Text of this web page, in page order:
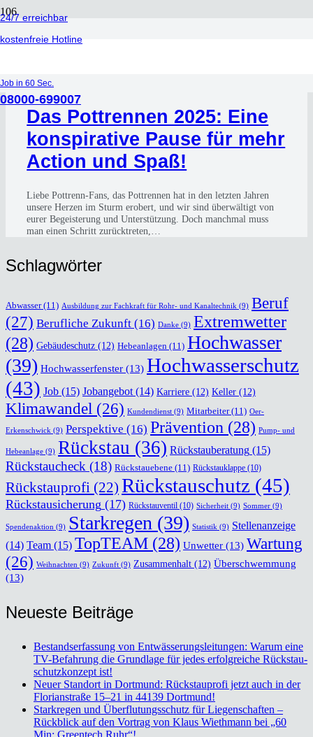
24/7 erreichbar
kostenfreie Hotline
Job in 60 Sec.
08000-699007
Nervenkitzel
vor 3 Jahren
Das Pott­ren­nen 2025: Eine
kon­spi­ra­ti­ve Pau­se für mehr
Action und Spaß!
Lie­be Pott­renn-Fans, das Pott­ren­nen hat in den letz­ten Jah­ren
unse­re Her­zen im Sturm erobert, und wir sind über­wäl­tigt von
eurer Begeis­te­rung und Unter­stüt­zung. Doch manch­mal muss
man einen Schritt zurück­tre­ten,…
Schlag­wör­ter
Abwasser(11) Ausbildung zur Fachkraft für Rohr- und Kanaltechnik (9) Beruf
(27) Berufliche Zukunft (16) Danke (9) Extremwetter
(28) Gebäudeschutz (12) Hebeanlagen (11) Hochwasser
(39) Hochwasserfenster (13) Hochwasserschutz
(43) Job (15) Jobangebot (14) Karriere (12) Keller (12)
Klimawandel (26) Kundendienst (9) Mitarbeiter(11) Oer-
Erkenschwick (9) Perspektive (16) Prävention (28) Pump- und
Hebeanlage (9) Rückstau (36) Rückstauberatung (15)
Rückstaucheck (18) Rückstauebene (11) Rückstauklappe (10)
Rückstauprofi (22) Rückstauschutz (45)
Rückstausicherung (17) Rückstauventil (10) Sicherheit (9) Sommer (9)
Spendenaktion (9) Starkregen (39) Statistik (9) Stellenanzeige
(14) Team (15) TopTEAM (28) Unwetter (13) Wartung
(26) Weihnachten (9) Zukunft (9) Zusammenhalt (12) Überschwemmung
(13)
Neu­es­te Bei­trä­ge
Bestands­er­fas­sung von Ent­wäs­se­rungs­lei­tun­gen: War­um eine
TV-Befah­rung die Grund­la­ge für jedes erfolg­rei­che Rückstau­
schutz­kon­zept ist!
Neu­er Stand­ort in Dort­mund: Rück­stau­pro­fi jetzt auch in der
Flo­ri­an­stra­ße 15–21 in 44139 Dort­mund!
Stark­re­gen und Über­flu­tungs­schutz für Lie­gen­schaf­ten –
Rück­blick auf den Vor­trag von Klaus Wieth­mann bei „60
Min: Greentech.Ruhr“!